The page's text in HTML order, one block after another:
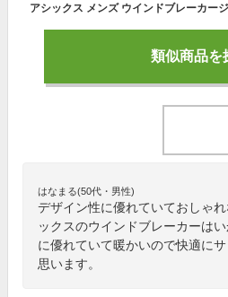
類似商品を
はなまる(50代・男性)
デザイン性に優れていておしゃ
ックスのウインドブレーカーは
に優れていて暖かいので快適に
思います。